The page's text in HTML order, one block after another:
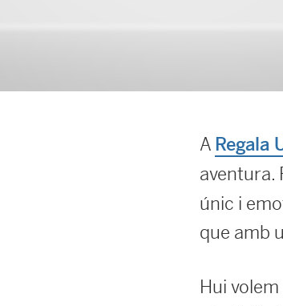
A Regala
aventura.
únic i
que amb
Hui